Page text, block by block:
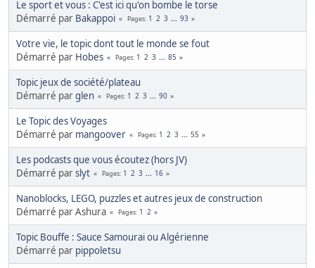
Le sport et vous : C'est ici qu'on bombe le torse
Démarré par Bakappoi Pages 1 2 3 ... 93
Votre vie, le topic dont tout le monde se fout
Démarré par Hobes Pages 1 2 3 ... 85
Topic jeux de société/plateau
Démarré parglen Pages 1 2 3 ... 90
Le Topic des Voyages
Démarré par mangoover Pages 1 2 3 ... 55
Les podcasts que vous écoutez (hors JV)
Démarré parslyt Pages 1 2 3 ... 16
Nanoblocks, LEGO, puzzles et autres jeux de construction
Démarré par Ashura
Pages 1 2
Topic Bouffe : Sauce Samourai ou Algérienne
Démarré par pippoletsu